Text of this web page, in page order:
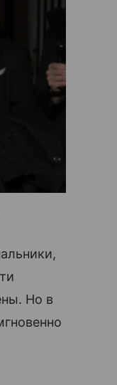
Но в